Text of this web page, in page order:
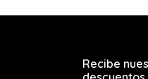
Recibe